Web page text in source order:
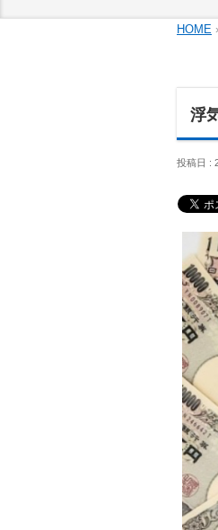
HOME
浮
投稿日 :